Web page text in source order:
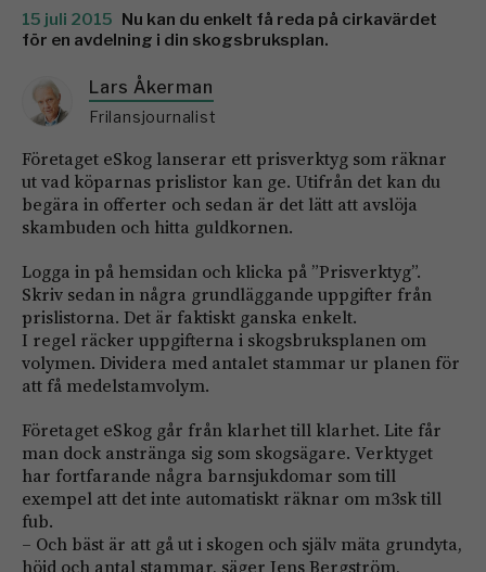
15 juli 2015 Nu kan du enkelt få reda på cirkavärdet
för en avdelning i din skogsbruksplan.
Lars Åkerman
Frilansjournalist
Företaget eSkog lanserar ett prisverktyg som räknar
ut vad köparnas prislistor kan ge. Utifrån det kan du
begära in offerter och sedan är det lätt att avslöja
skambuden och hitta guldkornen.
Logga in på hemsidan och klicka på ”Prisverktyg”.
Skriv sedan in några grundläggande uppgifter från
prislistorna. Det är faktiskt ganska enkelt.
I regel räcker uppgifterna i skogsbruksplanen om
volymen. Dividera med antalet stammar ur planen för
att få medelstamvolym.
Företaget eSkog går från klarhet till klarhet. Lite får
man dock anstränga sig som skogsägare. Verktyget
har fortfarande några barnsjukdomar som till
exempel att det inte automatiskt räknar om m3sk till
fub.
– Och bäst är att gå ut i skogen och själv mäta grundyta,
höjd och antal stammar, säger Jens Bergström,